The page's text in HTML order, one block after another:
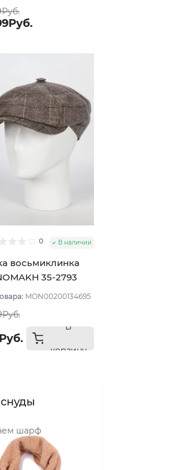
0 В наличии
восьмиклинка
35-2793
Серо-коричневый
MON00200134695
В
корзину
шарф